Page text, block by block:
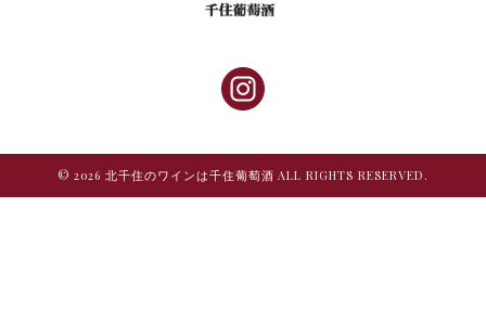
© 2026 北千住のワインは千住葡萄酒 ALL RIGHTS RESERVED.